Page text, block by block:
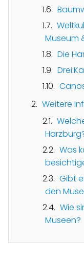
Museum
Die
Weitere
Was
Gibt
den
Wie
Museen?